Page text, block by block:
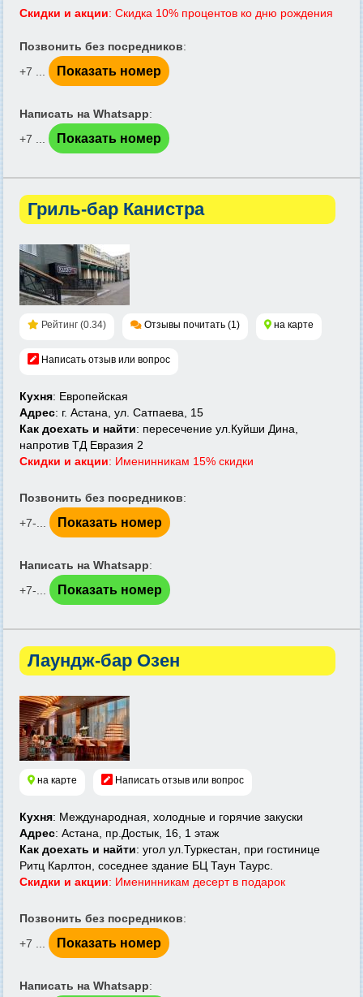
Скидки и акции: Cкидка 10% процентов ко дню рождения
Позвонить без посредников:
+7 ...
Показать номер
Написать на Whatsapp:
+7 ...
Показать номер
Гриль-бар Канистра
Рейтинг (0.34) Отзывы почитать (1) на карте
Написать отзыв или вопрос
Кухня: Европейская
Адрес: г. Астана, ул. Сатпаева, 15
Как доехать и найти: пересечение ул.Куйши Дина,
напротив ТД Евразия 2
Скидки и акции: Именинникам 15% скидки
Позвонить без посредников:
+7-...
Показать номер
Написать на Whatsapp:
+7-...
Показать номер
Лаундж-бар Озен
на карте Написать отзыв или вопрос
Кухня: Международная, холодные и горячие закуски
Адрес: Астана, пр.Достык, 16, 1 этаж
Как доехать и найти: угол ул.Туркестан, при гостинице
Ритц Карлтон, соседнее здание БЦ Таун Таурс.
Скидки и акции: Именинникам десерт в подарок
Позвонить без посредников:
+7 ...
Показать номер
Написать на Whatsapp: